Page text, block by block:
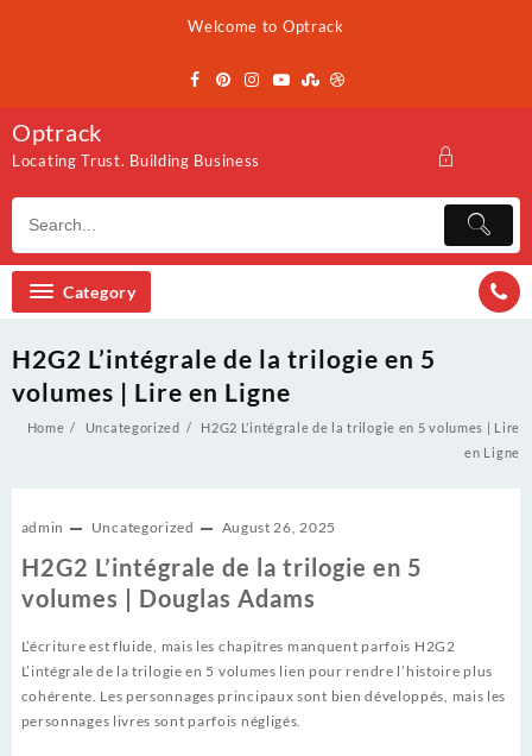
Welcome to Optrack
Optrack
Locating Trust. Building Business
Category
H2G2 L’intégrale de la trilogie en 5
volumes | Lire en Ligne
Home Uncategorized
H2G2 L’intégrale de la trilogie en 5 volumes | Lire
en Ligne
admin Uncategorized August 26, 2025
H2G2 L’intégrale de la trilogie en 5
volumes | Douglas Adams
L’écriture est fluide, mais les chapitres manquent parfois H2G2
L’intégrale de la trilogie en 5 volumes lien pour rendre l’histoire plus
cohérente. Les personnages principaux sont bien développés, mais les
personnages livres sont parfois négligés.